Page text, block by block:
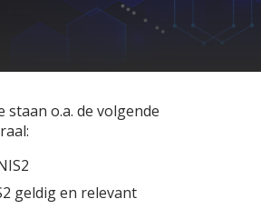
staan o.a. de volgende
geldig en relevant